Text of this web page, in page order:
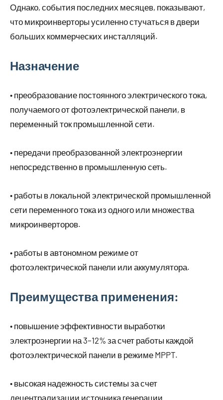
Однако, события последних месяцев, показывают,
что микроинверторы усиленно стучаться в двери
больших коммерческих инсталляций.
Назначение
• преобразование постоянного электрического тока,
получаемого от фотоэлектрической панели, в
переменный ток промышленной сети.
• передачи преобразованной электроэнергии
непосредственно в промышленную сеть.
• работы в локальной электрической промышленной
сети переменного тока из одного или множества
микроинверторов.
• работы в автономном режиме от
фотоэлектрической панели или аккумулятора.
Преимущества применения:
• повышение эффективности выработки
электроэнергии на 3–12% за счет работы каждой
фотоэлектрической панели в режиме MPPT.
• высокая надежность системы за счет
децентрализации источника генерации